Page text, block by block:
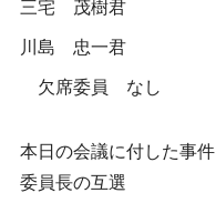
三宅 茂樹君
川島 忠一君
欠席委員 なし
本日の会議に付した事件
委員長の互選